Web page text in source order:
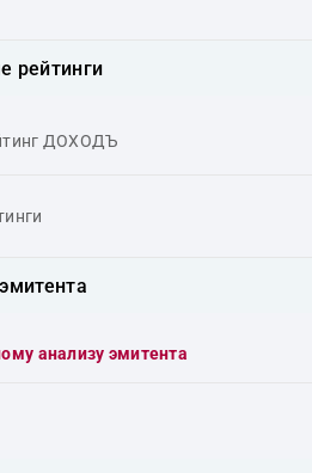
рейтинги
ДОХОДЪ
анализу эмитента